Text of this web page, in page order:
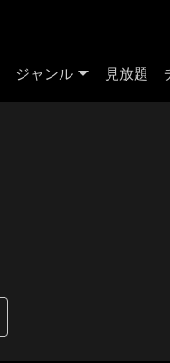
ジャンル 見放題